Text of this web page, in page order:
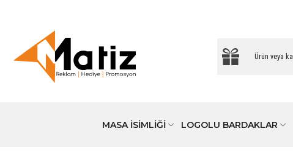
MASA İSİMLİĞİ LOGOLU BARDAKLAR